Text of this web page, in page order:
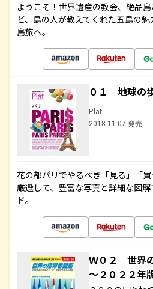
ようこそ！世界遺産の教会、絶品
ど、島の人が教えてくれた五島の魅
島旅へ。
０１ 地球の
Plat
2018.11.07 発売
花の都パリでやるべき「見る」「
厳選して、豊富な写真と詳細な図
ド。
Ｗ０２ 世界
～２０２２年